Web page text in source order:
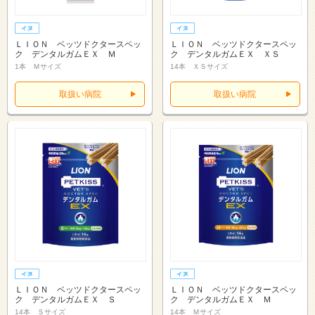
ＬＩＯＮ ベッツドクタースペッ
ク デンタルガムＥＸ Ｍ
1本 Ｍサイズ
取扱い病院
ＬＩＯＮ ベッツドクタースペッ
ク デンタルガムＥＸ ＸＳ
14本 ＸＳサイズ
取扱い病院
ＬＩＯＮ ベッツドクタースペッ
ク デンタルガムＥＸ Ｓ
14本 Ｓサイズ
ＬＩＯＮ ベッツドクタースペッ
ク デンタルガムＥＸ Ｍ
14本 Ｍサイズ